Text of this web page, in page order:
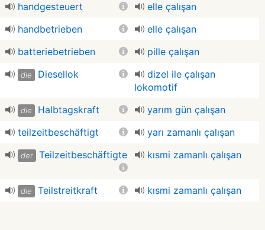
handgesteuert
elle çalışan
handbetrieben
elle çalışan
batteriebetrieben
pille çalışan
die Diesellok
dizel ile çalışan
lokomotif
die Halbtagskraft
yarım gün çalışan
teilzeitbeschäftigt
yarı zamanlı çalışan
der Teilzeitbeschäftigte kısmi zamanlı çalışan
die Teilstreitkraft kısmi zamanlı çalışan